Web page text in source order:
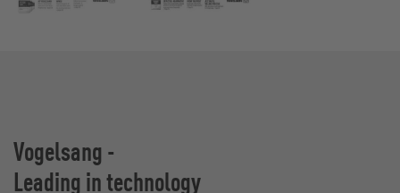
Vogelsang -
Leading in technology